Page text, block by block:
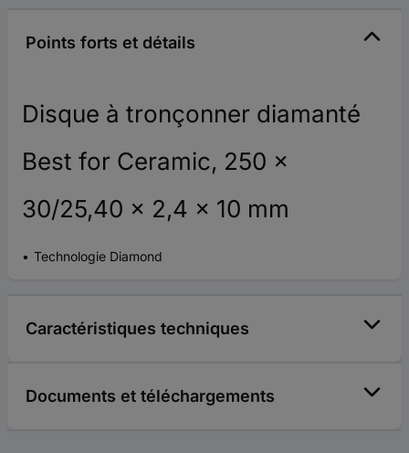
Points forts et détails
Disque à tronçonner diamanté
Best for Ceramic, 250 x
30/25,40 x 2,4 x 10 mm
Technologie Diamond
Caractéristiques techniques
Documents et téléchargements